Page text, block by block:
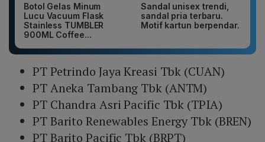
Botol Gelas Minum
Lucu Vacuum Flask
Stainless TUMBLER
900ML Coffee...
Sandal unisex trendi,
sandal pria terbaru.
Motif kartun berpendar.
PT Petrindo Jaya Kreasi Tbk (CUAN)
PT Aneka Tambang Tbk (ANTM)
PT Chandra Asri Pacific Tbk (TPIA)
PT Barito Renewables Energy Tbk (BREN)
PT Barito Pacific Tbk (BRPT)